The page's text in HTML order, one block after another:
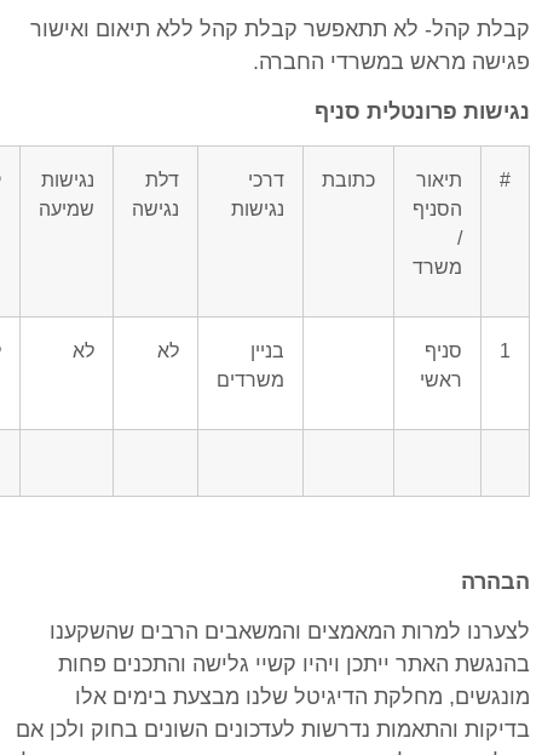
קבלת קהל- לא תתאפשר קבלת קהל ללא תיאום ואישור
פגישה מראש במשרדי החברה.
נגישות פרונטלית סניף
#
תיאור
הסניף
/
משרד
כתובת
דרכי
נגישות
דלת
נגישה
נגישות
שמיעה
1
סניף
ראשי
בניין
משרדים
לא לא
הבהרה
לצערנו למרות המאמצים והמשאבים הרבים שהשקענו
בהנגשת האתר ייתכן ויהיו קשיי גלישה והתכנים פחות
מונגשים, מחלקת הדיגיטל שלנו מבצעת בימים אלו
בדיקות והתאמות נדרשות לעדכונים השונים בחוק ולכן אם